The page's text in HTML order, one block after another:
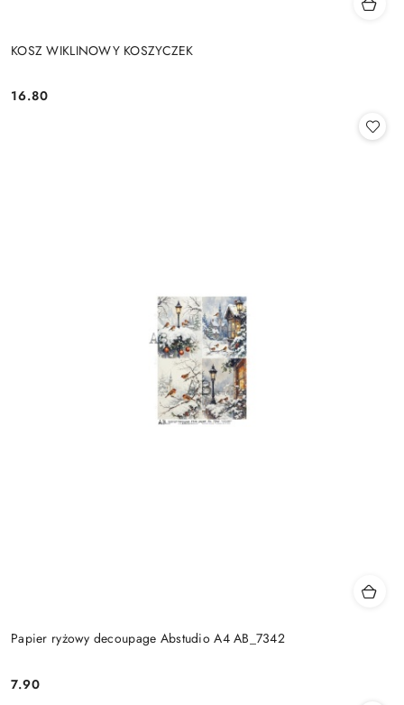
KOSZ WIKLINOWY KOSZYCZEK
Cena:
16.80
Papier ryżowy decoupage Abstudio A4 AB_7342
Cena:
7.90